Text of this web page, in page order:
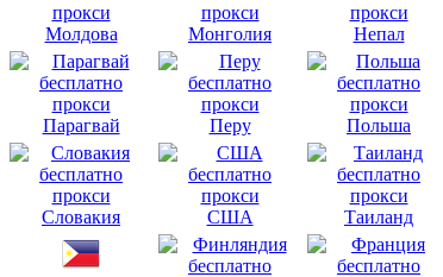
Молдова Монголия Непал
Парагвай Перу Польша
Словакия США Таиланд